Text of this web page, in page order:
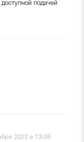
подачей
2023 в 13:08